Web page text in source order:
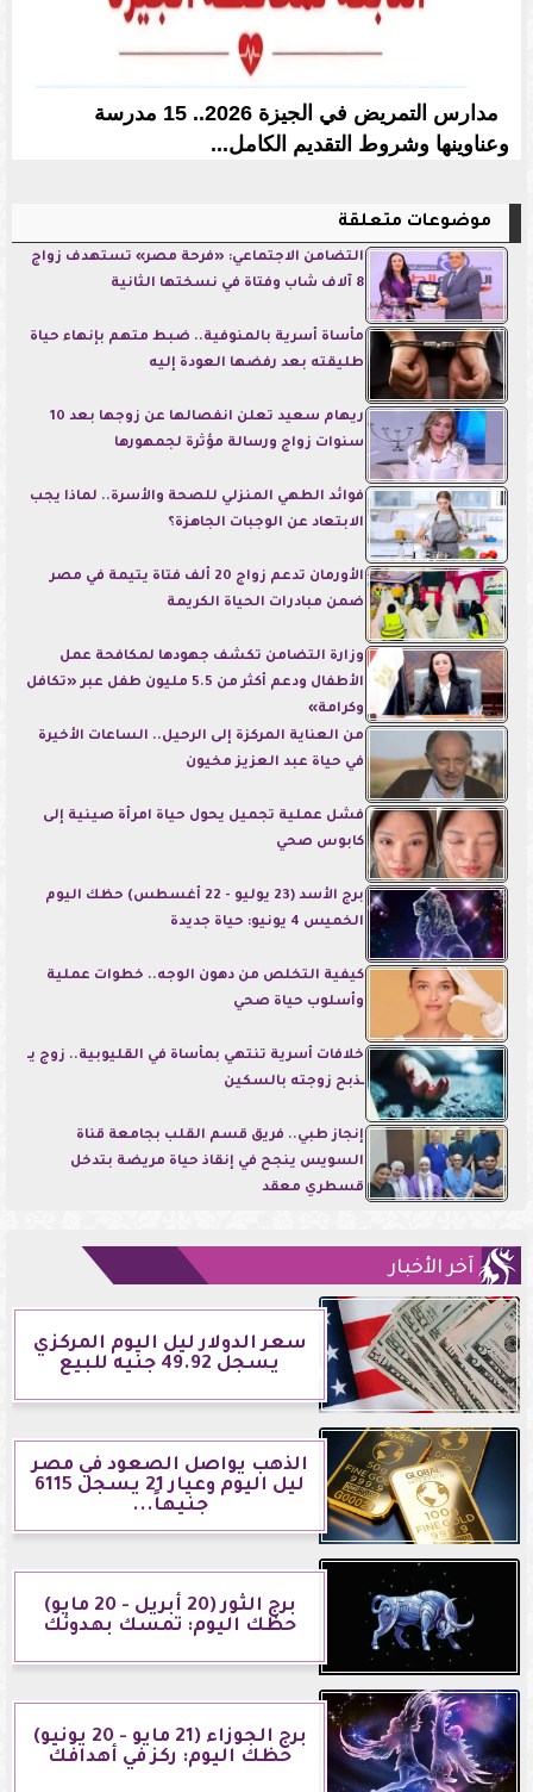
مدارس التمريض في الجيزة 2026.. 15 مدرسة
وعناوينها وشروط التقديم الكامل...
موضوعات متعلقة
التضامن الاجتماعي: «فرحة مصر» تستهدف زواج
8 آلاف شاب وفتاة في نسختها الثانية
مأساة أسرية بالمنوفية.. ضبط متهم بإنهاء حياة
طليقته بعد رفضها العودة إليه
ريهام سعيد تعلن انفصالها عن زوجها بعد 10
سنوات زواج ورسالة مؤثرة لجمهورها
فوائد الطهي المنزلي للصحة والأسرة.. لماذا يجب
الابتعاد عن الوجبات الجاهزة؟
الأورمان تدعم زواج 20 ألف فتاة يتيمة في مصر
ضمن مبادرات الحياة الكريمة
وزارة التضامن تكشف جهودها لمكافحة عمل
الأطفال ودعم أكثر من 5.5 مليون طفل عبر «تكافل
وكرامة»
من العناية المركزة إلى الرحيل.. الساعات الأخيرة
في حياة عبد العزيز مخيون
فشل عملية تجميل يحول حياة امرأة صينية إلى
كابوس صحي
برج الأسد (23 يوليو - 22 أغسطس) حظك اليوم
الخميس 4 يونيو: حياة جديدة
كيفية التخلص من دهون الوجه.. خطوات عملية
وأسلوب حياة صحي
خلافات أسرية تنتهي بمأساة في القليوبية.. زوج يـ
ـذبح زوجته بالسكين
إنجاز طبي.. فريق قسم القلب بجامعة قناة
السويس ينجح في إنقاذ حياة مريضة بتدخل
قسطري معقد
آخر الأخبار
سعر الدولار ليل اليوم المركزي
يسجل 49.92 جنيه للبيع
الذهب يواصل الصعود في مصر
ليل اليوم وعيار 21 يسجل 6115
جنيهاً...
برج الثور (20 أبريل - 20 مايو)
حظك اليوم: تمسك بهدوئك
برج الجوزاء (21 مايو - 20 يونيو)
حظك اليوم: ركز في أهدافك